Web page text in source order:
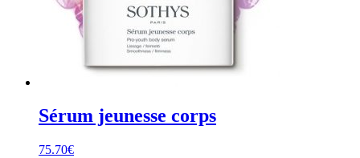
Sérum jeunesse corps
75.70€